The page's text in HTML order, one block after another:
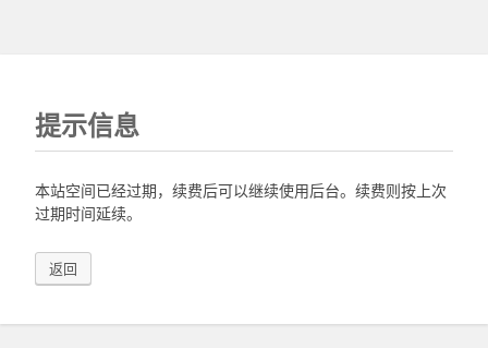
提示信息
本站空间已经过期，续费后可以继续使用后台。续费则按上次
过期时间延续。
返回